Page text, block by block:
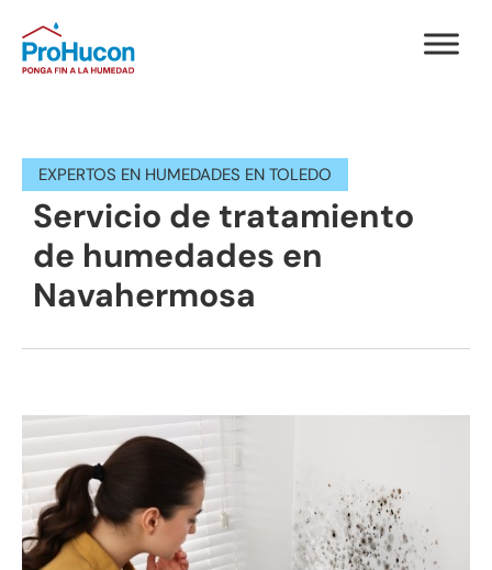
EXPERTOS EN HUMEDADES EN TOLEDO
Servicio de tratamiento
de humedades en
Navahermosa